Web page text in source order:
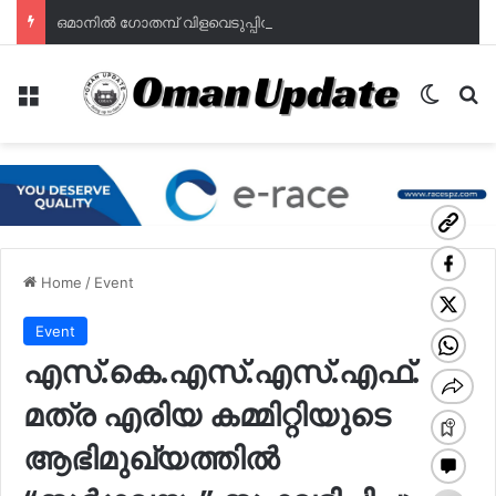
Menu
Home / Event
Event
എസ്.കെ.എസ്.എസ്.എഫ്.
മത്ര എരിയ കമ്മിറ്റിയുടെ
ആഭിമുഖ്യത്തിൽ